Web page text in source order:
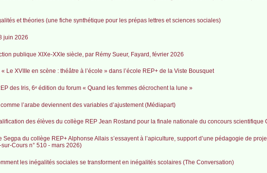
et théories (une fiche synthétique pour les prépas lettres et sciences sociales)
juin 2026
publique XIXe-XXIe siècle, par Rémy Sueur, Fayard, février 2026
Le XVIIIe en scène : théâtre à l’école » dans l’école REP+ de la Viste Bousquet
des Iris, 6ᵉ édition du forum « Quand les femmes décrochent la lune »
l’arabe deviennent des variables d’ajustement (Médiapart)
des élèves du collège REP Jean Rostand pour la finale nationale du concours scientifique
Segpa du collège REP+ Alphonse Allais s’essayent à l’apiculture, support d’une pédagogie de
Cours n° 510 - mars 2026)
les inégalités sociales se transforment en inégalités scolaires (The Conversation)